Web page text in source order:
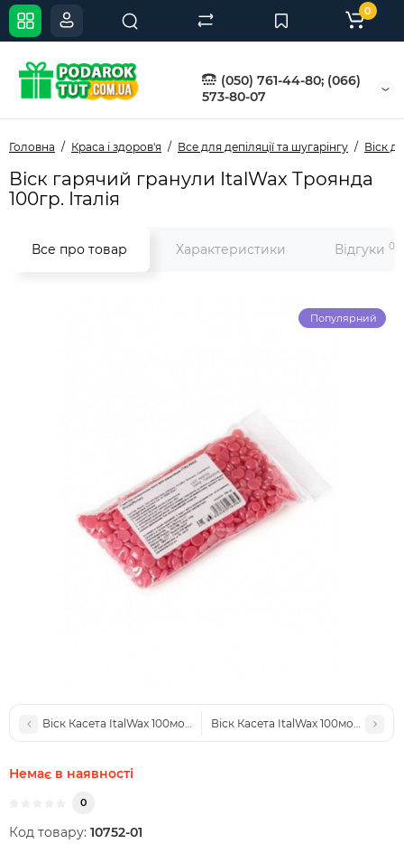
(050) 761-44-80; (066)
573-80-07
0
Головна Краса і здоров'я Все для депіляції та шугарінгу Віск
Віск гарячий гранули ItalWax Троянда
100гр. Італія
Все про товар Характеристики Відгуки 0
Популярний
Віск Касета ItalWax 100мол. Білий (Milk-Latte)
Віск Касета ItalWax 100мол.
Немає в наявності
0
Код товару: 10752-01